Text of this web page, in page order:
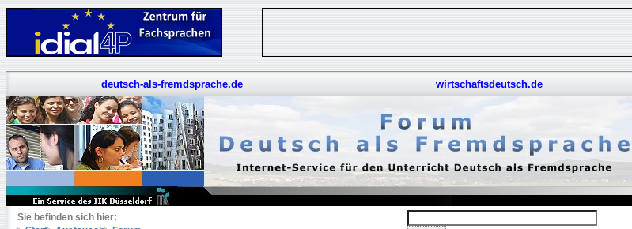
deutsch-als-fremdsprache.de wirtschaftsdeutsch.de
Sie befinden sich hier: